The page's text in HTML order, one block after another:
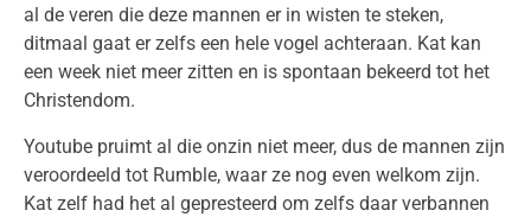
al de veren die deze mannen er in wisten te steken,
ditmaal gaat er zelfs een hele vogel achteraan. Kat kan
een week niet meer zitten en is spontaan bekeerd tot het
Christendom.
Youtube pruimt al die onzin niet meer, dus de mannen zijn
veroordeeld tot Rumble, waar ze nog even welkom zijn.
Kat zelf had het al gepresteerd om zelfs daar verbannen